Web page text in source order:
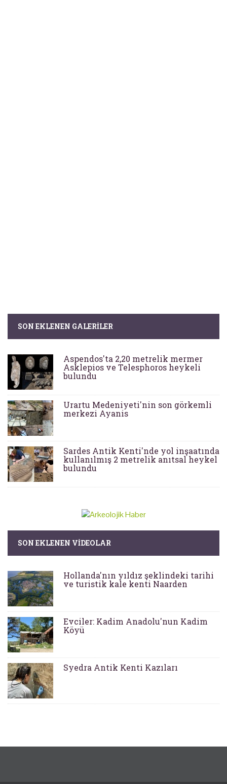
SON EKLENEN GALERILER
Aspendos'ta 2,20 metrelik mermer
Asklepios ve Telesphoros heykeli
bulundu
Urartu Medeniyeti'nin son görkemli
merkezi Ayanis
Sardes Antik Kenti'nde yol inşaatında
kullanılmış 2 metrelik anıtsal heykel
bulundu
SON EKLENEN VIDEOLAR
Hollanda'nın yıldız şeklindeki tarihi
ve turistik kale kenti Naarden
Evciler: Kadim Anadolu'nun Kadim
Köyü
Syedra Antik Kenti Kazıları